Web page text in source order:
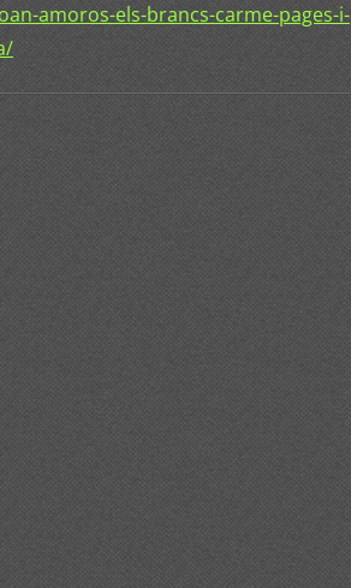
amoros-els-brancs-carme-pages-i-